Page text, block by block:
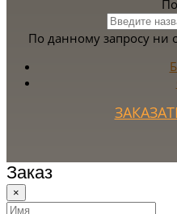
По данному запросу ни
Заказ
×